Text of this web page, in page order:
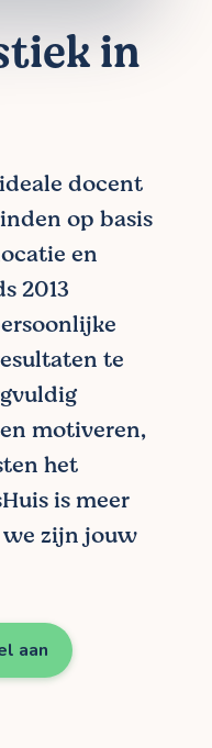
in
docent
op basis
en
2013
te
motiveren,
het
is meer
zijn jouw
aan